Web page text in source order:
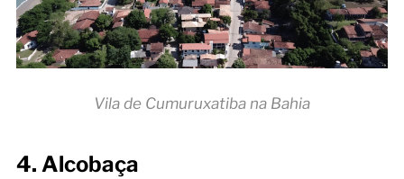
Vila de Cumuruxatiba na Bahia
4. Alcobaça